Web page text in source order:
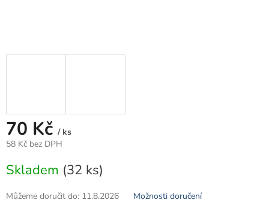
70 Kč / ks
58 Kč bez DPH
cena:
Skladem (32 ks)
Můžeme doručit do: 11.8.2026 Možnosti doručení